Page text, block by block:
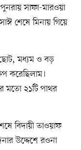
সাফা-মারওয়া
শেষে মিনায় গিয়ে
মধ্যম ও বড়
করেছিলাম।
মতো ২১টি পাথর
বিদায়ী তাওয়াফ
উদ্দেশে রওনা